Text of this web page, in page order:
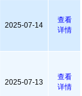
2025-07-14
查看
详情
2025-07-13
查看
详情